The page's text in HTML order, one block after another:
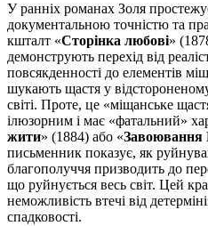
У ранніх романах Золя
документальною точністю та
кшталт «Сторінка любові»
демонструють перехід від
повсякденності до елементів
шукають щастя у
світі. Проте, це «міщанське
ілюзорним і має «фатальний»
жити» (1884) або «Завоювання
письменник показує, як
благополуччя призводить до
що руйнується весь світ. Цей
неможливість втечі від
спадковості.